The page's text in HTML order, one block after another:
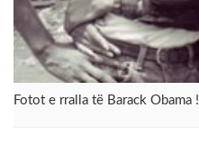
Fotot e rralla të Barack Obama !